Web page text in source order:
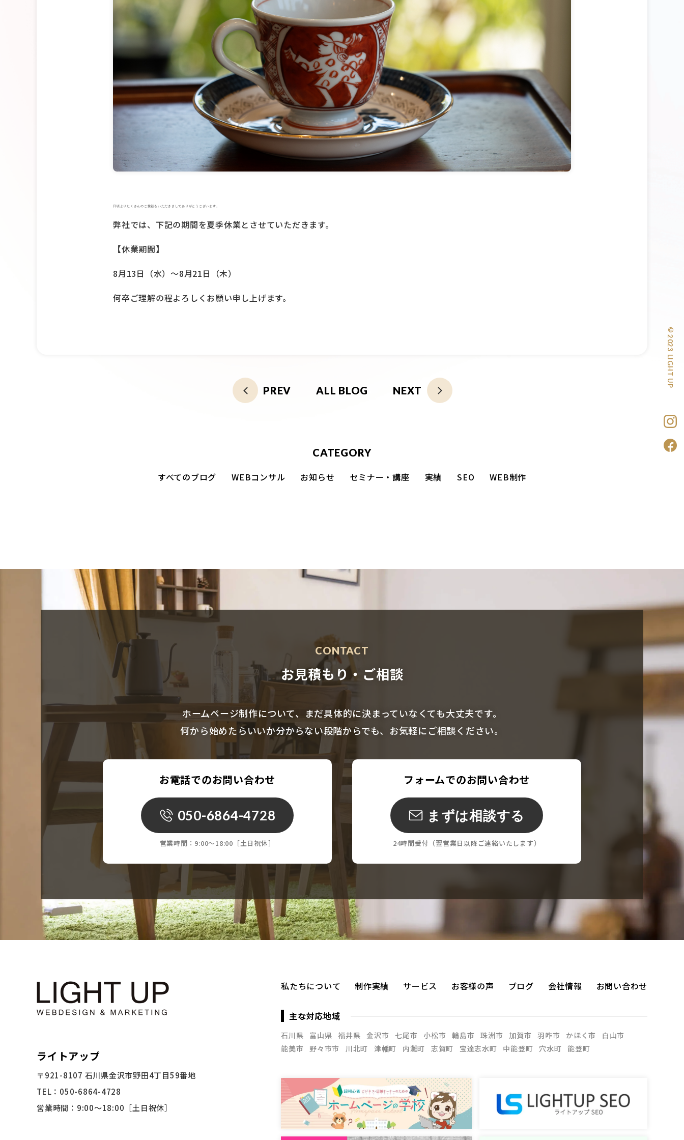
日頃よりたくさんのご愛顧をいただきましてありがとうございます。
弊社では、下記の期間を夏季休業とさせていただきます。
【休業期間】
8月13日（水）〜8月21日（木）
何卒ご理解の程よろしくお願い申し上げます。
PREV ALL BLOG NEXT
CATEGORY
すべてのブログ
WEBコンサル お知らせ セミナー・講座 実績 SEO WEB制作
CONTACT
お見積もり・ご相談
ホームページ制作について、まだ具体的に決まっていなくても大丈夫です。
何から始めたらいいか分からない段階からでも、お気軽にご相談ください。
お電話でのお問い合わせ
050-6864-4728
営業時間： 9:00〜18:00［土日祝休］
フォームでのお問い合わせ
まずは相談する
24時間受付 （翌営業日以降ご連絡いたします）
ライトアップ
〒921-8107 石川県金沢市野田4丁目59番地
TEL：050-6864-4728
営業時間：9:00〜18:00［土日祝休］
私たちについて 制作実績 サービス お客様の声 ブログ 会社情報 お問い合わせ
主な対応地域
石川県 富山県 福井県 金沢市 七尾市 小松市 輪島市 珠洲市 加賀市 羽咋市 かほく市
白山市
能美市
野々市市 川北町 津幡町 内灘町 志賀町 宝達志水町 中能登町 穴水町 能登町
©2023 LIGHT UP